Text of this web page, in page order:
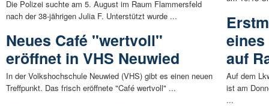
Die Polizei suchte am 5. August im Raum Flammersfeld
nach der 38-jährigen Julia F. Unterstützt wurde ...
Neues Café "wertvoll"
eröffnet in VHS Neuwied
In der Volkshochschule Neuwied (VHS) gibt es einen neuen
Treffpunkt. Das frisch eröffnete "Café wertvoll" ...
auf
Auf dem
ist am
...